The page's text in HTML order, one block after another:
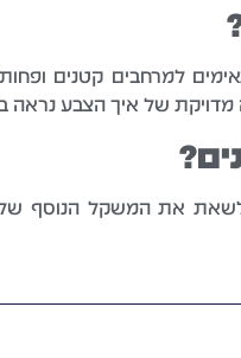
למרחבים קטנים
של איך הצבע נראה
את המשקל הנוסף של